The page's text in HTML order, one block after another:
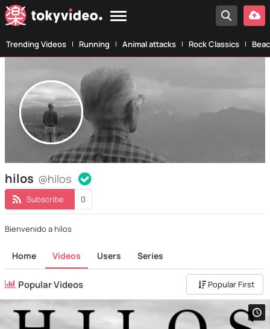
Trending Videos Running Animal attacks Rock Classics
hilos @hilos
Subscribe 0
Bienvenido a hilos
Home Videos Users Series
Popular Videos Popular First